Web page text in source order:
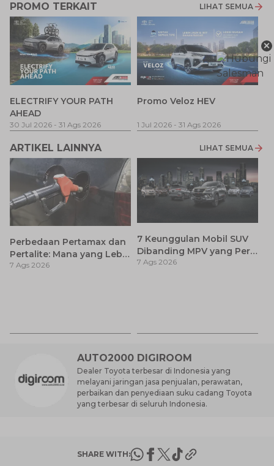
PROMO TERKAIT LIHAT SEMUA
ELECTRIFY YOUR PATH
AHEAD
30 Jul 2026 - 31 Ags 2026
Promo Veloz HEV
1 Jul 2026 - 31 Ags 2026
ARTIKEL LAINNYA LIHAT SEMUA
Perbedaan Pertamax dan
Pertalite: Mana yang Lebih
Baik untuk Mobil Toyota
7 Ags 2026
7 Keunggulan Mobil SUV
Dibanding MPV yang Perlu
Anda Ketahui
7 Ags 2026
AUTO2000 DIGIROOM
Dealer Toyota terbesar di Indonesia yang
melayani jaringan jasa penjualan, perawatan,
perbaikan dan penyediaan suku cadang Toyota
yang terbesar di seluruh Indonesia.
SHARE WITH:
×